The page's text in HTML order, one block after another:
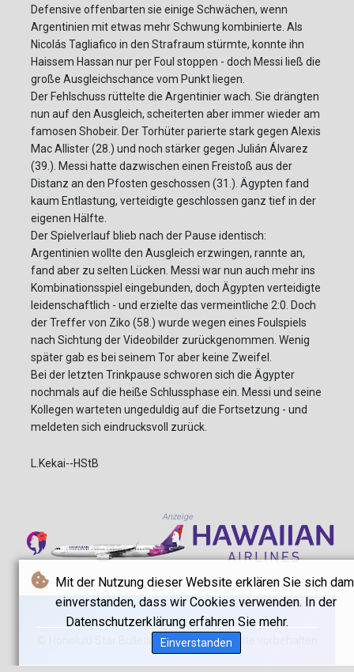
Mit der Nutzung dieser Website erklären Sie sich
einverstanden, dass wir Cookies verwenden. In der
Datenschutzerklärung erfahren Sie mehr.
Einverstanden
Defensive offenbarten sie einige Schwächen, wenn
Argentinien mit etwas mehr Schwung kombinierte. Als
Nicolás Tagliafico in den Strafraum stürmte, konnte ihn
Haissem Hassan nur per Foul stoppen - doch Messi ließ die
große Ausgleichschance vom Punkt liegen.
Der Fehlschuss rüttelte die Argentinier wach. Sie drängten
nun auf den Ausgleich, scheiterten aber immer wieder am
famosen Shobeir. Der Torhüter parierte stark gegen Alexis
Mac Allister (28.) und noch stärker gegen Julián Álvarez
(39.). Messi hatte dazwischen einen Freistoß aus der
Distanz an den Pfosten geschossen (31.). Ägypten fand
kaum Entlastung, verteidigte geschlossen ganz tief in der
eigenen Hälfte.
Der Spielverlauf blieb nach der Pause identisch:
Argentinien wollte den Ausgleich erzwingen, rannte an,
fand aber zu selten Lücken. Messi war nun auch mehr ins
Kombinationsspiel eingebunden, doch Ägypten verteidigte
leidenschaftlich - und erzielte das vermeintliche 2:0. Doch
der Treffer von Ziko (58.) wurde wegen eines Foulspiels
nach Sichtung der Videobilder zurückgenommen. Wenig
später gab es bei seinem Tor aber keine Zweifel.
Bei der letzten Trinkpause schworen sich die Ägypter
nochmals auf die heiße Schlussphase ein. Messi und seine
Kollegen warteten ungeduldig auf die Fortsetzung - und
meldeten sich eindrucksvoll zurück.
L.Kekai--HStB
Anzeige
© Honolulu Star Bulletin - 2026 - Alle Rechte vorbehalten